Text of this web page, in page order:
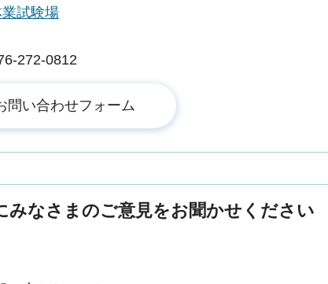
試験場
272-0812
なさまのご意見をお聞かせください